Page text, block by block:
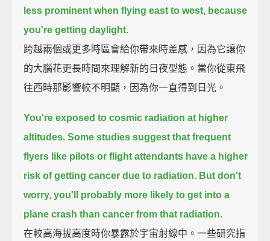
less prominent when flying east to west, because
you're getting daylight.
跨越兩個或更多時區會給你帶來時差感，因為它讓你
的大腦花更長時間來理解新的日夜型態。當你從東飛
往西時那影響較不明顯，因為你一直得到日光。
You're exposed to cosmic radiation at higher
altitudes. Some studies suggest that frequent
flyers like pilots or flight attendants have a higher
risk of getting cancer due to radiation. But don't
worry, you'll probably more likely to get into a
plane crash than cancer from that radiation.
在較高海拔高度時你暴露於宇宙射線中。一些研究指